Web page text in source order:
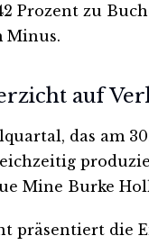
Prozent zu
Minus.
auf
das am
Mine Burke
präsentiert die